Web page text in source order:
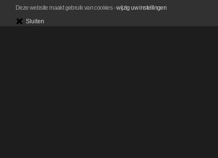
Deze website maakt gebruik van cookies-wijzig uw instellingen
Sluiten